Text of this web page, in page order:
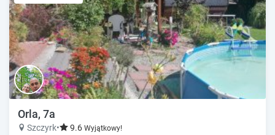
Orla, 7a
Szczyrk• 9.6 Wyjątkowy!